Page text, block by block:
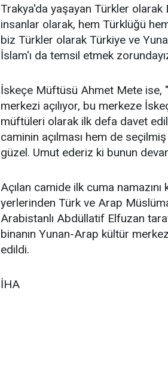
Trakya'da yaşayan Türkler olarak
insanlar olarak, hem Türklüğü
biz Türkler olarak Türkiye ve
İslam'ı da temsil etmek
İskeçe Müftüsü Ahmet Mete ise,
merkezi açılıyor, bu merkeze
müftüleri olarak ilk defa davet
caminin açılması hem de
güzel. Umut ederiz ki bunun
Açılan camide ilk cuma namazını
yerlerinden Türk ve Arap
Arabistanlı Abdüllatif Elfuzan
binanın Yunan-Arap kültür
edildi.
İHA